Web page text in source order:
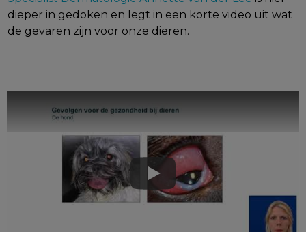
dieper in gedoken en legt in een korte video uit wat
de gevaren zijn voor onze dieren.
Play